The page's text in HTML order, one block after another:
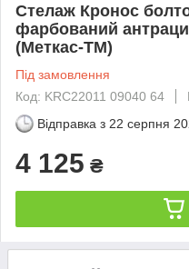
Стелаж Кронос
фарбований
(Меткас-ТМ)
Під замовлення
Код: KRC22011 09040 64
Відправка з 22 серпня
4 125 ₴